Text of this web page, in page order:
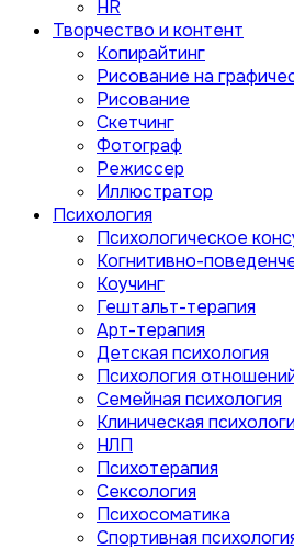
HR
Творчество и контент
Копирайтинг
Рисование на
Рисование
Скетчинг
Фотограф
Режиссер
Иллюстратор
Психология
Психологическое
Когнитивно-
Коучинг
Гештальт-терапия
Арт-терапия
Детская психология
Психология
Семейная психология
Клиническая
НЛП
Психотерапия
Сексология
Психосоматика
Спортивная